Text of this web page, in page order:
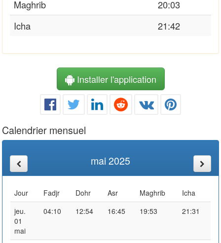
Maghrib
20:03
Icha
21:42
Installer l'application
Calendrier mensuel
mai 2025
Jour Fadjr Dohr Asr Maghrib
Icha
jeu.
01
mai
04:10 12:54 16:45 19:53 21:31